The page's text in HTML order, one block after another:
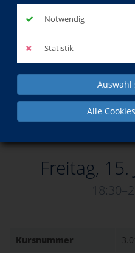
Notwendig
Statistik
Auswahl
Alle
Finde deine
Kurs in
Dieser
Freitag,
Kursnummer